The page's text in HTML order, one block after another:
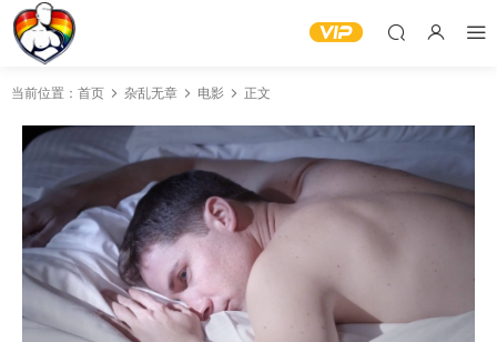
当前位置： 首页 杂乱无章 电影 正文